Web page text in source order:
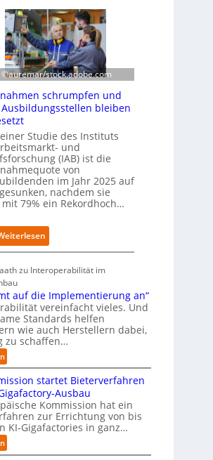
-
D
E
S
I
-
I
n
d
x
a
u
f
P
l
a
z
1
u
t
s
c
h
e
i
r
s
c
h
a
f
t
e
i
g
s
c
h
r
o
s
t
©auremar/stock.adobe.com
schrumpfen und
bleiben
Studie des Instituts
und
(IAB) ist die
von
im Jahr 2025 auf
nachdem sie
mit 79% ein Rekordhoch…
:
Ü
e
n
a
h
m
e
c
h
r
u
zu Interoperabilität im
auf die Implementierung an“
vereinfacht vieles. Und
Standards helfen
wie auch Herstellern dabei,
zu schaffen…
:
„
E
s
k
o
m
m
t
startet Bieterverfahren
Ausbau
Kommission hat ein
zur Errichtung von bis
KI-Gigafactories in ganz…
:
E